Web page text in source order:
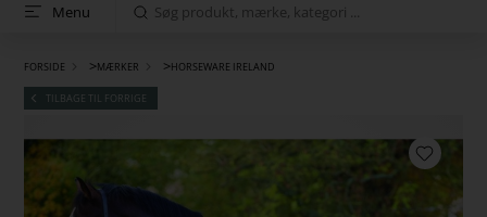
Menu
FORSIDE >MÆRKER >HORSEWARE IRELAND
TILBAGE TIL FORRIGE